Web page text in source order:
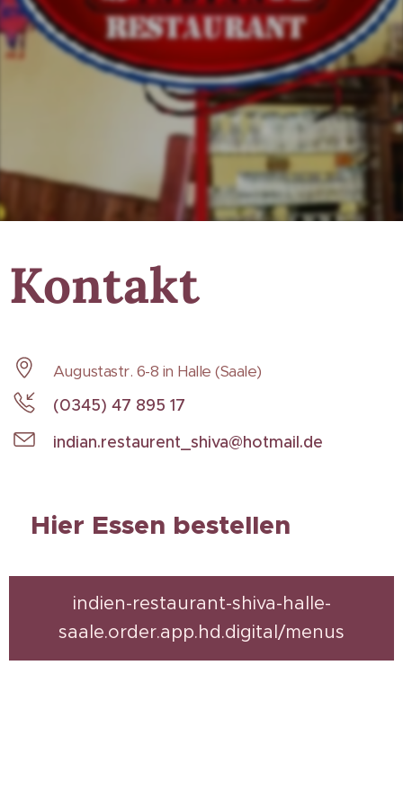
Kontakt
Augustastr. 6-8 in Halle (Saale)
(0345) 47 895 17
indian.restaurent_shiva@hotmail.de
Hier Essen bestellen
indien-restaurant-shiva-halle-
saale.order.app.hd.digital/menus